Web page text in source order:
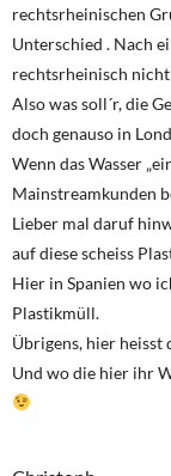
rechtsrheinischen
Unterschied . Nach
rechtsrheinisch
Also was soll´r, die
doch genauso in
Wenn das Wasser
Mainstreamkunden
Lieber mal daruf
auf diese scheiss
Hier in Spanien wo
Plastikmüll.
Übrigens, hier heisst
Und wo die hier ihr